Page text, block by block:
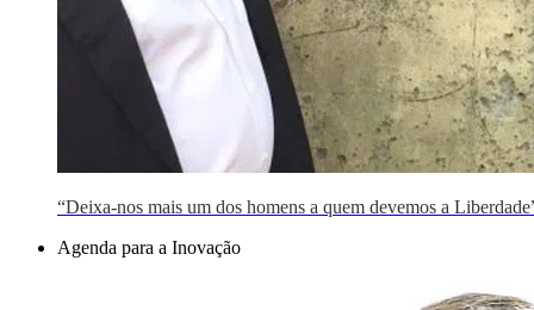
“Deixa-nos mais um dos homens a quem devemos a
Agenda para a Inovação